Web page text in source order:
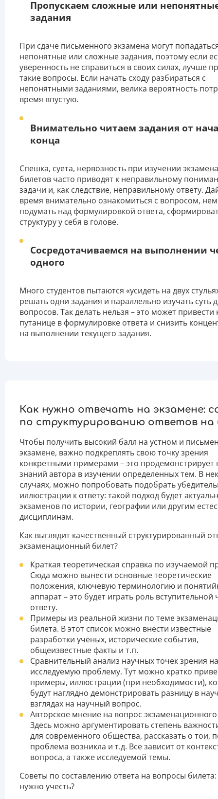
Пропускаем сложные или
задания
При сдаче письменного экзамена могут
непонятные или сложные задания, поэтому если
уверенность не справиться в своих силах, лучше
такие вопросы. Если начать сходу разбираться с
непонятными заданиями, велика вероятность
время впустую.
Внимательно читаем задания от
конца
Спешка, суета, нервозность при изучении
билетов часто приводят к неправильному
задачи и, как следствие, неправильному ответу.
время внимательно ознакомиться с вопросом,
подумать над формулировкой ответа,
структуру у себя в голове.
Сосредотачиваемся на выполнении
одного
Много студентов пытаются «усидеть на двух
решать одни задания и параллельно изучать суть
вопросов. Так делать нельзя – это может привести
путанице в формулировке ответа и снизить
на выполнении текущего задания.
Как нужно отвечать на экзамене:
по структурированию ответов на
Чтобы получить высокий балл на устном и
экзамене, важно подкреплять свою точку зрения
конкретными примерами – это продемонстрирует
знаний автора в изучении определенных тем. В
случаях, можно попробовать подобрать
иллюстрации к ответу: такой подход будет
экзаменов по истории, географии или другим
дисциплинам.
Как выглядит качественный структурированный
экзаменационный билет?
Краткая теоретическая справка по изучаемой
Сюда можно вынести основные теоретические
положения, ключевую терминологию и
аппарат – это будет играть роль вступительной
ответу.
Примеры из реальной жизни по теме
билета. В этот список можно внести известные
разработки ученых, исторические события,
общеизвестные факты и т.п.
Сравнительный анализ научных точек зрения на
исследуемую проблему. Тут можно кратко
примеры, иллюстрации (при необходимости),
будут наглядно демонстрировать разницу в
взглядах на научный вопрос.
Авторское мнение на вопрос
Здесь можно аргументировать степень
для современного общества, рассказать о тои,
проблема возникла и т.д. Все зависит от
вопроса, а также исследуемой темы.
Советы по составлению ответа на вопросы
нужно учесть?